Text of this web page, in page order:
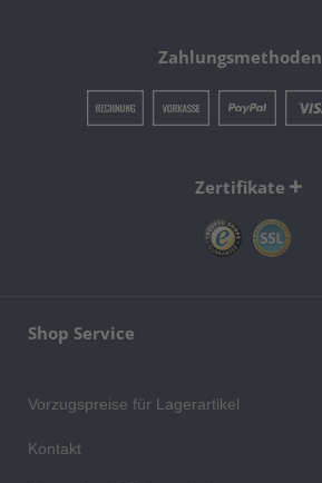
Zahlungsmethoden
Zertifikate
Shop Service
Vorzugspreise für Lagerartikel
Kontakt